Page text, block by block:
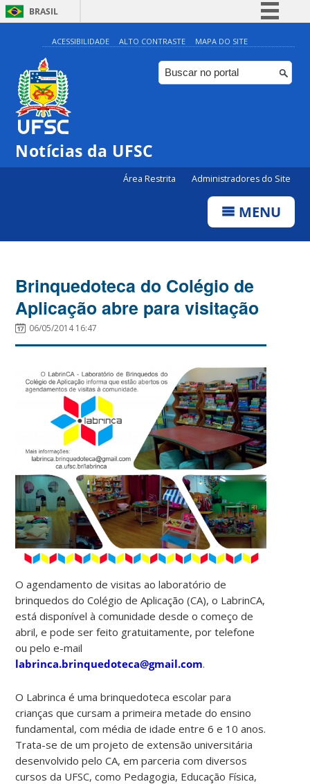
BRASIL
Simplifique!
Comunica BR
Participe
ACESSIBILIDADE ALTO CONTRASTE MAPA DO SITE
Notícias da UFSC
Área Restrita Administradores do Site
MENU
Brinquedoteca do Colégio de
Aplicação abre para visitação
06/05/2014 16:47
O agendamento de visitas ao laboratório de
brinquedos do Colégio de Aplicação (CA), o LabrinCA,
está disponível à comunidade desde o começo de
abril, e pode ser feito gratuitamente, por telefone
ou pelo e-mail
labrinca.brinquedoteca@gmail.com.
O Labrinca é uma brinquedoteca escolar para
crianças que cursam a primeira metade do ensino
fundamental, com média de idade entre 6 e 10 anos.
Trata-se de um projeto de extensão universitária
desenvolvido pelo CA, em parceria com diversos
cursos da UFSC, como Pedagogia, Educação Física,